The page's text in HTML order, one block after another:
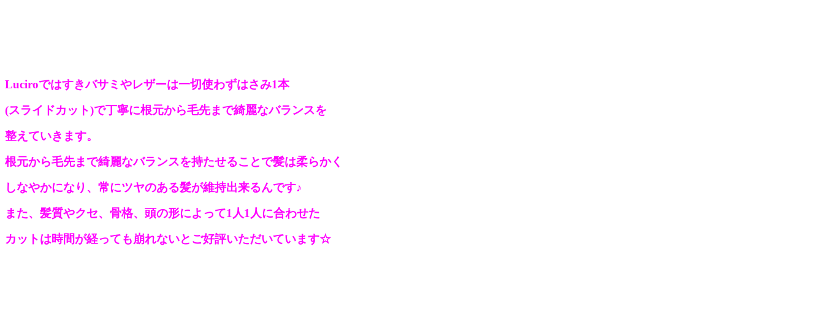
Luciroではすきバサミやレザーは一切使わずはさみ1本
(スライドカット)で丁寧に根元から毛先まで綺麗なバランスを
整えていきます。
根元から毛先まで綺麗なバランスを持たせることで髪は柔らかく
しなやかになり、常にツヤのある髪が維持出来るんです♪
また、髪質やクセ、骨格、頭の形によって1人1人に合わせた
カットは時間が経っても崩れないとご好評いただいています☆